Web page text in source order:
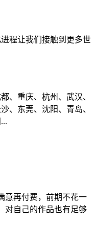
程让我们接触到更多世
、重庆、杭州、武汉、
、东莞、沈阳、青岛、
意再付费，前期不花一
对自己的作品也有足够